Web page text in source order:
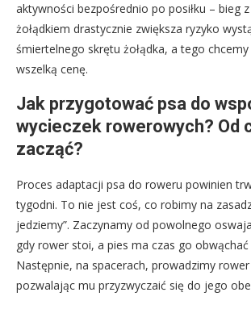
aktywności bezpośrednio po posiłku – bieg z
żołądkiem drastycznie zwiększa ryzyko
śmiertelnego skrętu żołądka, a tego chcemy
wszelką cenę.
Jak przygotować psa do
wycieczek rowerowych? Od
zacząć?
Proces adaptacji psa do roweru powinien
tygodni. To nie jest coś, co robimy na
jedziemy”. Zaczynamy od powolnego
gdy rower stoi, a pies ma czas go
Następnie, na spacerach, prowadzimy
pozwalając mu przyzwyczaić się do jego